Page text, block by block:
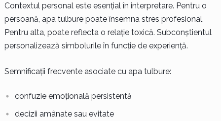
Contextul personal este esențial în interpretare. Pentru o
persoană, apa tulbure poate însemna stres profesional.
Pentru alta, poate reflecta o relație toxică. Subconștientul
personalizează simbolurile în funcție de experiență.
Semnificații frecvente asociate cu apa tulbure:
confuzie emoțională persistentă
decizii amânate sau evitate